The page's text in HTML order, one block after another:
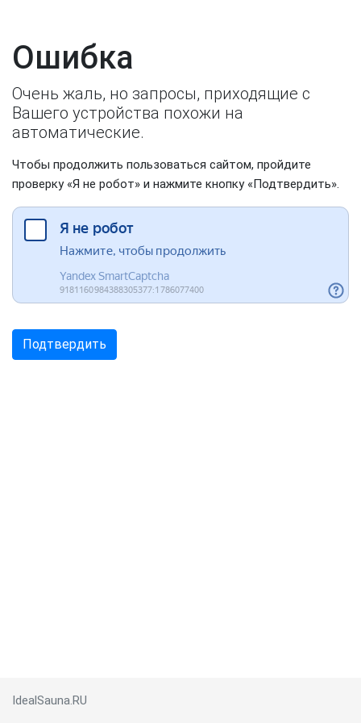
Ошибка
Очень жаль, но запросы, приходящие с
Вашего устройства похожи на
автоматические.
Чтобы продолжить пользоваться сайтом, пройдите
проверку «Я не робот» и нажмите кнопку «Подтвердить».
IdealSauna.RU